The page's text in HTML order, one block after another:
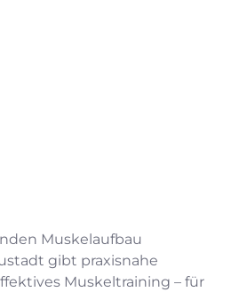
Muskelaufbau
gibt praxisnahe
Muskeltraining – für